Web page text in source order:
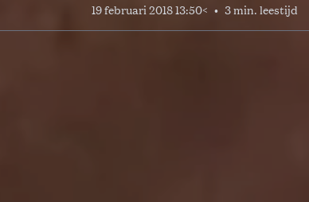
19 februari 2018 13:50< • 3 min. leestijd